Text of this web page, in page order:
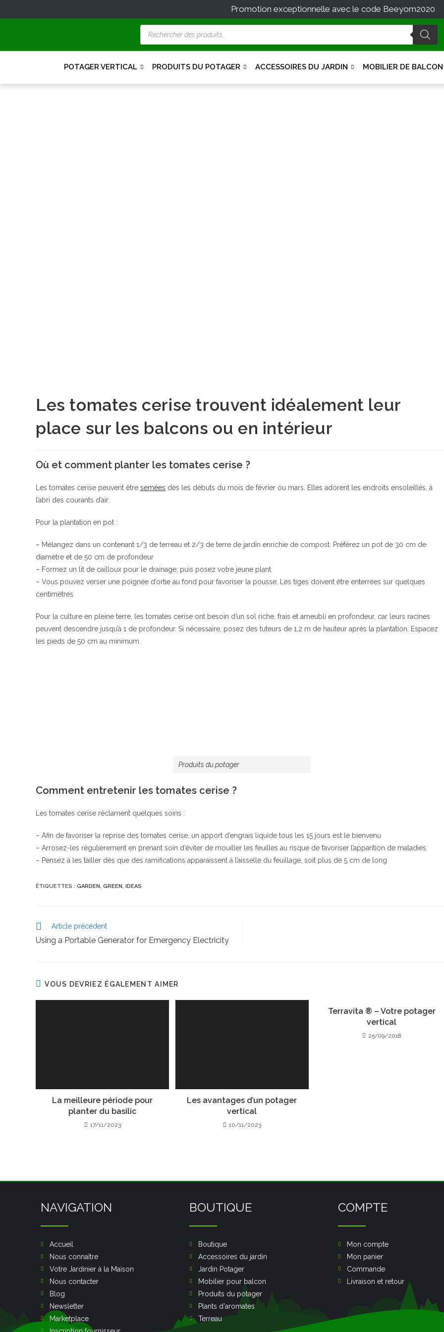
Promotion exceptionnelle avec le code Beeyom2020
POTAGER VERTICAL PRODUITS DU POTAGER ACCESSOIRES DU JARDIN MOBILIER DE BALCON
Les tomates cerise trouvent idéalement leur
place sur les balcons ou en intérieur
Où et comment planter les tomates cerise ?
Les tomates cerise peuvent être semées dès les débuts du mois de février ou mars. Elles adorent les endroits ensoleillés, à
l’abri des courants d’air.
Pour la plantation en pot :
– Mélangez dans un contenant 1/3 de terreau et 2/3 de terre de jardin enrichie de compost. Préférez un pot de 30 cm de
diamètre et de 50 cm de profondeur
– Formez un lit de cailloux pour le drainage, puis posez votre jeune plant
– Vous pouvez verser une poignée d’ortie au fond pour favoriser la pousse. Les tiges doivent être enterrées sur quelques
centimètres
Pour la culture en pleine terre, les tomates cerise ont besoin d’un sol riche, frais et ameubli en profondeur, car leurs racines
peuvent descendre jusqu’à 1 de profondeur. Si nécessaire, posez des tuteurs de 1,2 m de hauteur après la plantation. Espacez
les pieds de 50 cm au minimum.
Produits du potager
Comment entretenir les tomates cerise ?
Les tomates cerise réclament quelques soins :
– Afin de favoriser la reprise des tomates cerise, un apport d’engrais liquide tous les 15 jours est le bienvenu
– Arrosez-les régulièrement en prenant soin d’éviter de mouiller les feuilles au risque de favoriser l’apparition de maladies
– Pensez à les tailler dès que des ramifications apparaissent à l’aisselle du feuillage, soit plus de 5 cm de long
ÉTIQUETTES : GARDEN, GREEN, IDEAS
Article précédent
Using a Portable Generator for Emergency Electricity
VOUS DEVRIEZ ÉGALEMENT AIMER
La meilleure période pour
planter du basilic
17/11/2023
Les avantages d’un potager
vertical
10/11/2023
Terravita ® – Votre potager
vertical
25/09/2018
NAVIGATION
Accueil
Nous connaître
Votre Jardinier à la Maison
Nous contacter
Blog
Newsletter
Marketplace
BOUTIQUE
Boutique
Accessoires du jardin
Jardin Potager
Mobilier pour balcon
Produits du potager
Plants d'aromates
Terreau
COMPTE
Mon compte
Mon panier
Commande
Livraison et retour